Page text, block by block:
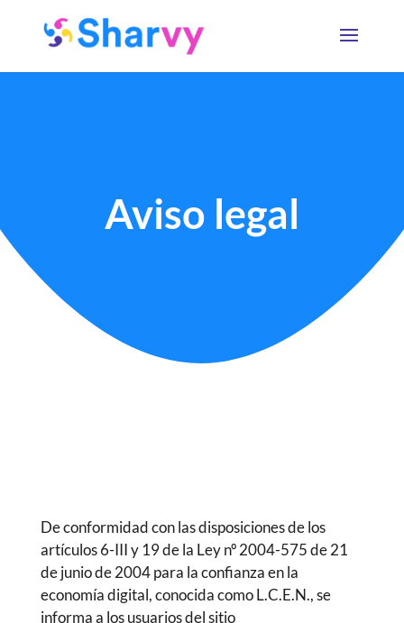
Aviso legal
De conformidad con las disposiciones de los
artículos 6-III y 19 de la Ley nº 2004-575 de 21
de junio de 2004 para la confianza en la
economía digital, conocida como L.C.E.N., se
informa a los usuarios del sitio